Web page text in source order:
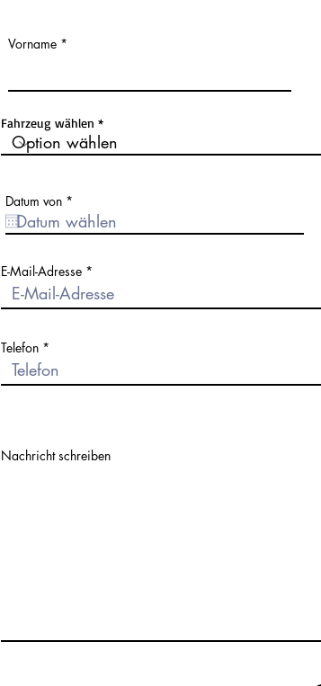
Vorname
Fahrzeug wählen
Datum von *
q
u
e
d
E-Mail-Adresse
Telefon
Nachricht schreiben